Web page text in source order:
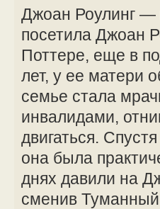
Джоан Роулинг —
посетила Джоан
Поттере, еще в
лет, у ее матери
семье стала
инвалидами,
двигаться.
она была
днях давили на
сменив